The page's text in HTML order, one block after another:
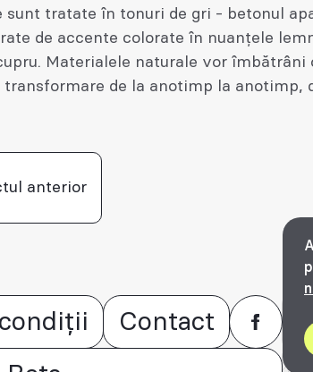
sunt tratate în tonuri de gri - betonul
de accente colorate în nuanțele
Materialele naturale vor îmbătrâni
de la anotimp la anotimp,
anterior
Contact
-